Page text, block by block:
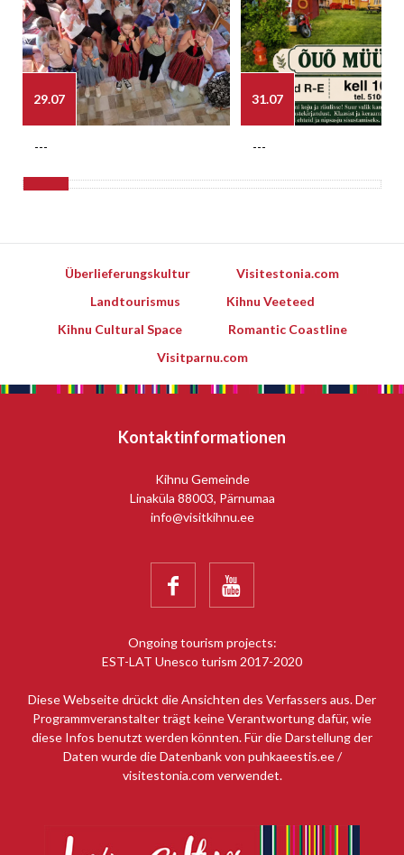
29.07
---
31.07
---
Überlieferungskultur
Visitestonia.com
Landtourismus
Kihnu Veeteed
Kihnu Cultural Space
Romantic Coastline
Visitparnu.com
Kontaktinformationen
Kihnu Gemeinde
Linaküla 88003, Pärnumaa
info@visitkihnu.ee
 
Ongoing tourism projects:
EST-LAT Unesco turism 2017-2020
Diese Webseite drückt die Ansichten des Verfassers aus. Der
Programmveranstalter trägt keine Verantwortung dafür, wie
diese Infos benutzt werden könnten. Für die Darstellung der
Daten wurde die Datenbank von puhkaeestis.ee /
visitestonia.com verwendet.